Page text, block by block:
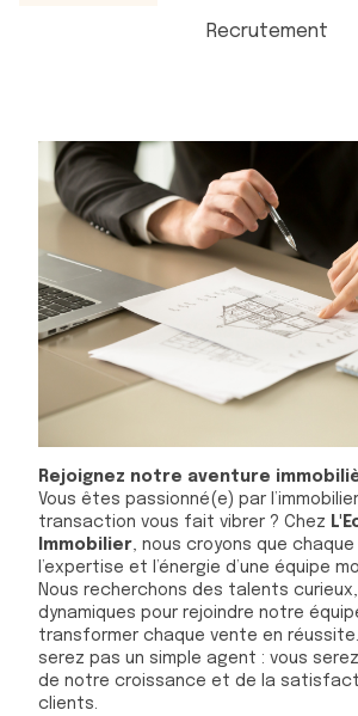
Recrutement
Rejoignez notre aventure
Vous êtes passionné(e) par
transaction vous fait vibrer ? Chez
Immobilier , nous croyons que
l’expertise et l’énergie d’une équipe
Nous recherchons des talents
dynamiques pour rejoindre notre
transformer chaque vente en
serez pas un simple agent : vous
de notre croissance et de la
clients.